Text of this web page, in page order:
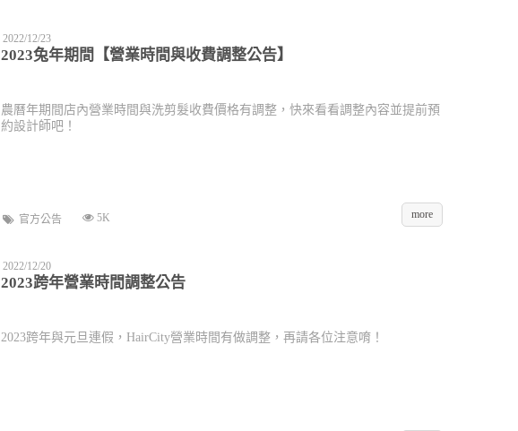
2022/12/23
2023兔年期間【營業時間與收費調整公告】
農曆年期間店內營業時間與洗剪髮收費價格有調整，快來看看調整內容並提前預
約設計師吧！
官方公告 5K more
2022/12/20
2023跨年營業時間調整公告
2023跨年與元旦連假，HairCity營業時間有做調整，再請各位注意唷！